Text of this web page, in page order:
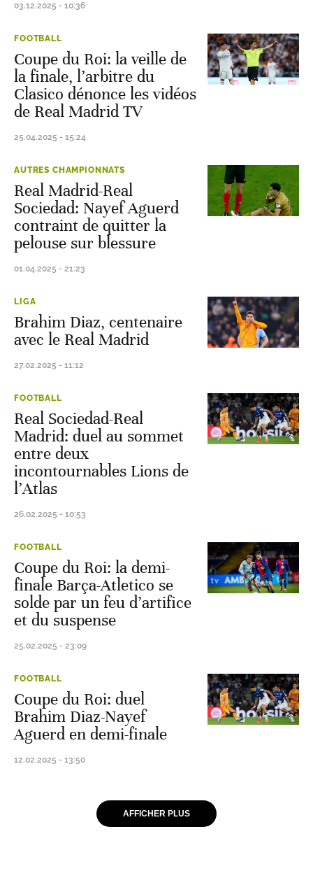
03.12.2025 - 10:36
FOOTBALL
Coupe du Roi: la veille de
la finale, l’arbitre du
Clasico dénonce les vidéos
de Real Madrid TV
25.04.2025 - 15:24
AUTRES CHAMPIONNATS
Real Madrid-Real
Sociedad: Nayef Aguerd
contraint de quitter la
pelouse sur blessure
01.04.2025 - 21:23
LIGA
Brahim Diaz, centenaire
avec le Real Madrid
27.02.2025 - 11:12
FOOTBALL
Real Sociedad-Real
Madrid: duel au sommet
entre deux
incontournables Lions de
l’Atlas
26.02.2025 - 10:53
FOOTBALL
Coupe du Roi: la demi-
finale Barça-Atletico se
solde par un feu d’artifice
et du suspense
25.02.2025 - 23:09
FOOTBALL
Coupe du Roi: duel
Brahim Diaz-Nayef
Aguerd en demi-finale
12.02.2025 - 13:50
AFFICHER PLUS